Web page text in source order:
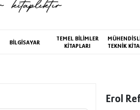
BİLGİSAYAR
TEMEL BİLİMLER
KİTAPLARI
TEKNİK
Erol